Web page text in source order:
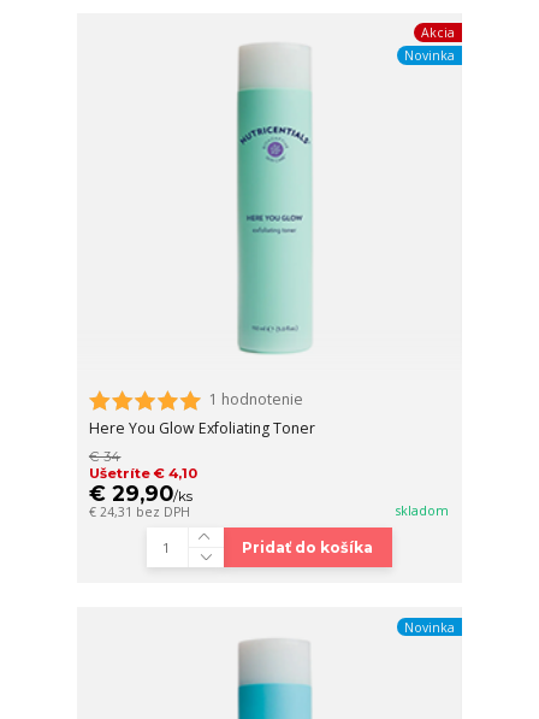
Akcia
Novinka
1 hodnotenie
Here You Glow Exfoliating Toner
€ 34
Ušetríte € 4,10
€ 29,90/ks
€ 24,31 bez DPH skladom
Pridať do košíka
Novinka